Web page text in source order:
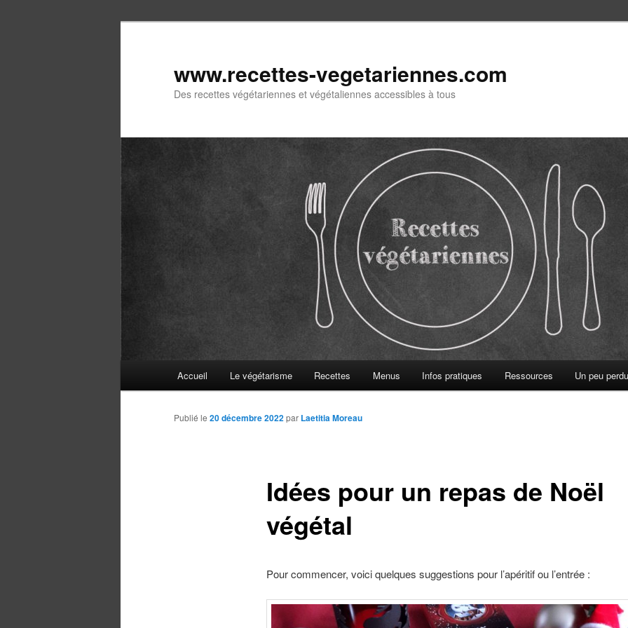
www.recettes-vegetariennes.com
Des recettes végétariennes et végétaliennes accessibles à tous
Accueil Le végétarisme Recettes Menus Infos pratiques Ressources Un peu
Idées pour un repas de Noël
végétal
Publié le 20 décembre 2022par Laetitia Moreau
Pour commencer, voici quelques suggestions pour l’apéritif ou l’entrée :